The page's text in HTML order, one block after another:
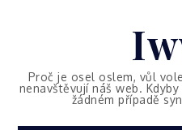
Proč je osel oslem, vůl
nenavštěvují náš web.
žádném případě